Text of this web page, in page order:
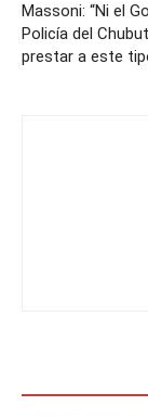
Massoni: “Ni el
Policía del
prestar a este